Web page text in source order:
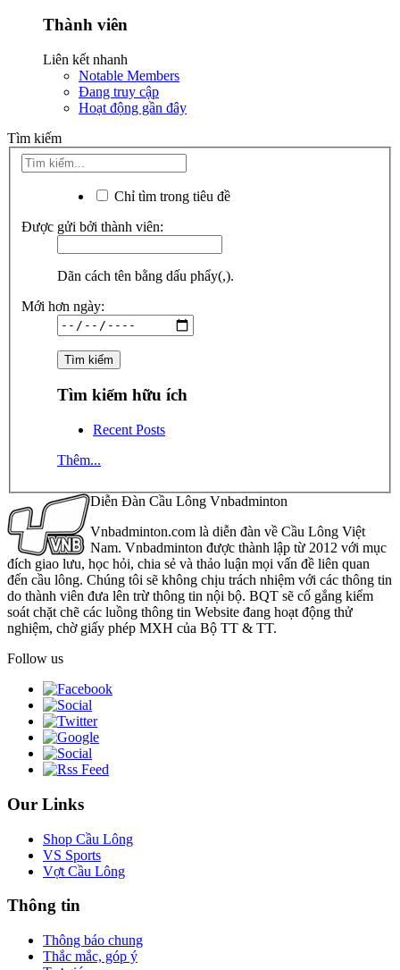
Thành viên
Liên kết nhanh
Notable Members
Đang truy cập
Hoạt động gần đây
Tìm kiếm
Chỉ tìm trong tiêu đề
Được gửi bởi thành viên:
Dãn cách tên bằng dấu phẩy(,).
Mới hơn ngày:
Tìm kiếm hữu ích
Recent Posts
Thêm...
Diễn Đàn Cầu Lông Vnbadminton
Vnbadminton.com là diễn đàn về Cầu Lông Việt
Nam. Vnbadminton được thành lập từ 2012 với mục
đích giao lưu, học hỏi, chia sẻ và thảo luận mọi vấn đề liên quan
đến cầu lông. Chúng tôi sẽ không chịu trách nhiệm với các thông tin
do thành viên đưa lên trừ thông tin nội bộ. BQT sẽ cố gắng kiểm
soát chặt chẽ các luồng thông tin Website đang hoạt động thử
nghiệm, chờ giấy phép MXH của Bộ TT & TT.
Follow us
Our Links
Shop Cầu Lông
VS Sports
Vợt Cầu Lông
Thông tin
Thông báo chung
Thắc mắc, góp ý